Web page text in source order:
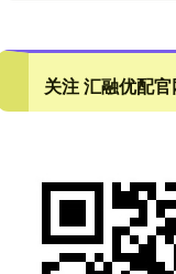
关注 汇融优配官